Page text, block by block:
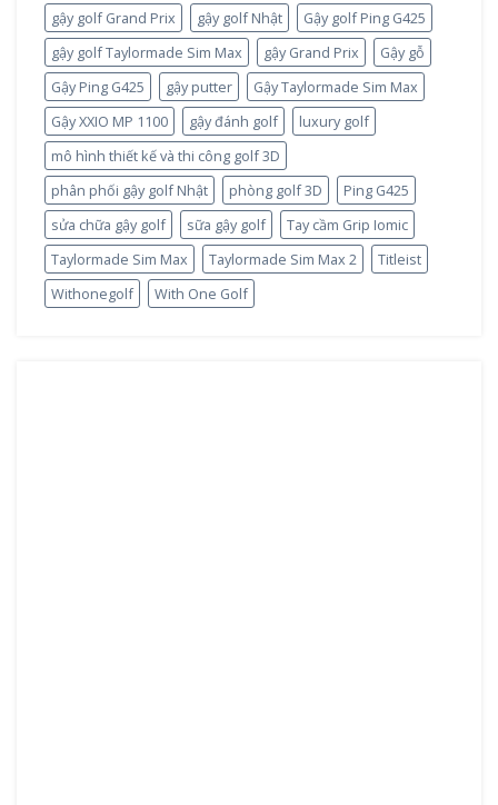
gậy golf Grand Prix
gậy golf Nhật
Gậy golf Ping G425
gậy golf Taylormade Sim Max
gậy Grand Prix
Gậy gỗ
Gậy Ping G425
gậy putter
Gậy Taylormade Sim Max
Gậy XXIO MP 1100
gậy đánh golf
luxury golf
mô hình thiết kế và thi công golf 3D
phân phối gậy golf Nhật
phòng golf 3D
Ping G425
sửa chữa gậy golf
sữa gậy golf
Tay cầm Grip Iomic
Taylormade Sim Max
Taylormade Sim Max 2
Titleist
Withonegolf
With One Golf